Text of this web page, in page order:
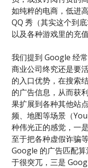
如纯粹的电商，低进
QQ 秀（其实这个到
以及各种游戏里的充
我们提到 Google 经
商业公司终究还是要
的入口优势，在搜索
的广告信息，从而获
果扩展到各种其他站
频、地图等场景（
种伟光正的感觉，一
至于把各种虚假诈骗
Google 的广告匹配
于很突兀，三是